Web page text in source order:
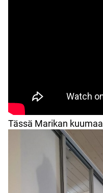
Tässä Marikan